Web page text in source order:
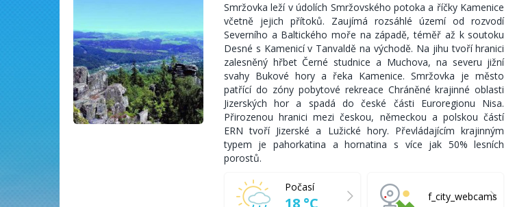
Smržovka leží v údolích Smržovského potoka a říčky Kamenice
včetně jejich přítoků. Zaujímá rozsáhlé území od rozvodí
Severního a Baltického moře na západě, téměř až k soutoku
Desné s Kamenicí v Tanvaldě na východě. Na jihu tvoří hranici
zalesněný hřbet Černé studnice a Muchova, na severu jižní
svahy Bukové hory a řeka Kamenice. Smržovka je město
patřící do zóny pobytové rekreace Chráněné krajinné oblasti
Jizerských hor a spadá do české části Euroregionu Nisa.
Přirozenou hranici mezi českou, německou a polskou částí
ERN tvoří Jizerské a Lužické hory. Převládajícím krajinným
typem je pahorkatina a hornatina s více jak 50% lesních
porostů.
Počasí
18 °C f_city_webcams